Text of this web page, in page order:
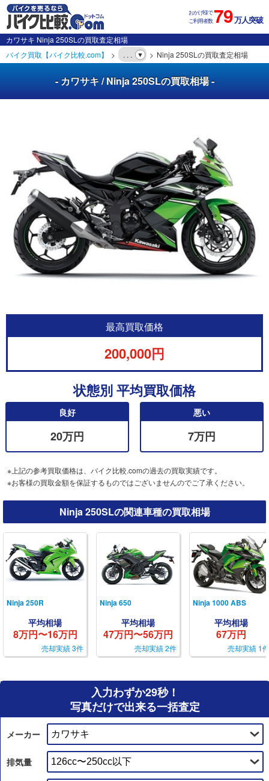
おかげ様で
ご利用者数79万人突破
カワサキ Ninja 250SLの買取査定相場
バイク買取【バイク比較.com】
. . . Ninja 250SLの買取査定相場
- カワサキ / Ninja 250SLの買取相場 -
最高買取価格
200,000円
状態別 平均買取価格
良好
20万円
悪い
7万円
※上記の参考買取価格は、バイク比較.comの過去の買取実績です。
※お客様の買取金額を保証するものではございませんのでご了承ください。
Ninja 250SLの関連車種の買取相場
Ninja 250R
平均相場
8万円〜16万円
売却実績 3件
Ninja 650
平均相場
47万円〜56万円
売却実績 2件
Ninja 1000 ABS
平均相場
67万円
売却実績 1件
入力わずか29秒！
写真だけで出来る一括査定
メーカー
排気量